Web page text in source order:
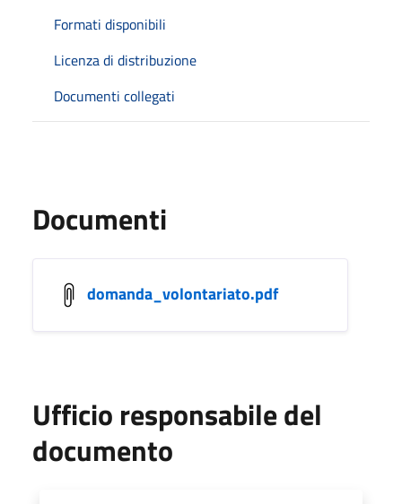
Formati disponibili
Licenza di distribuzione
Documenti collegati
Documenti
domanda_volontariato.pdf
Ufficio responsabile del
documento